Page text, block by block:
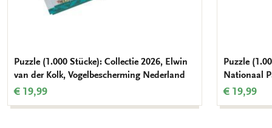
Puzzle (1.000 Stücke): Collectie 2026, Elwin
van der Kolk, Vogelbescherming Nederland
€ 19,99
Puzzle
Nationaal
€ 19,99